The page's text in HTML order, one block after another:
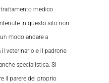
medico
in questo sito non
modo andare a
veterinario e il padrone
specialistica. Si
il parere del proprio